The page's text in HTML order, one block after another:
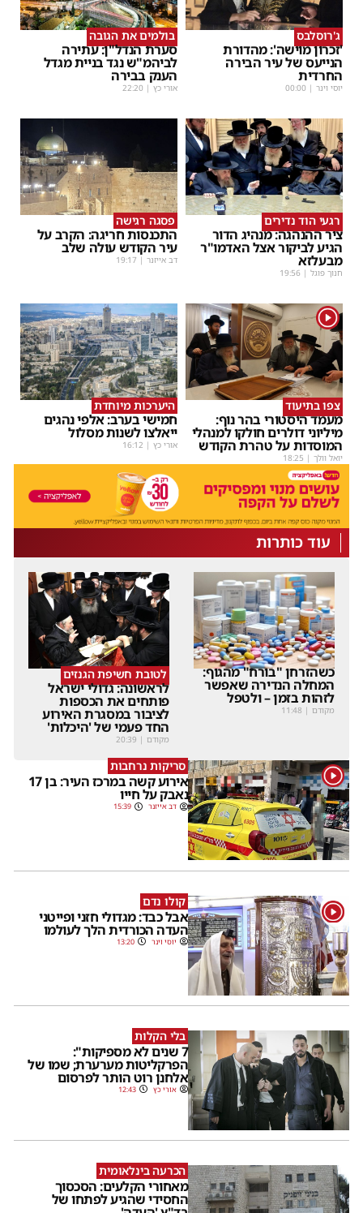
ג'רוסלבס
'זכרון מוישה': מהדורת
הנייעס של עיר הבירה
החרדית
יוסי וינר |
00:00
בולמים את הגובה
סערת הנדל"ן: עתירה
לביהמ"ש נגד בניית מגדל
הענק בבירה
אורי כץ |
22:20
רגעי הוד נדירים
ציר ההנהגה: מנהיג הדור
הגיע לביקור אצל האדמו"ר
מבעלזא
חנוך פוגל |
19:56
פסגה רגישה
התכנסות חריגה: הקרב על
עיר הקודש עולה שלב
דב אייזנר |
19:17
1
צפו בתיעוד
מעמד היסטורי בהר נוף:
מיליוני דולרים חולקו למנהלי
המוסדות על טהרת הקודש
יואל וולך |
18:25
היערכות מיוחדת
חמישי בערב: אלפי נהגים
ייאלצו לשנות מסלול
אורי כץ |
16:12
עוד כותרות
כשהזרחן "בורח" מהגוף:
המחלה הנדירה שאפשר
לזהות בזמן – ולטפל
מקודם |
11:48
לטובת חשיפת הגנזים
לראשונה: גדולי ישראל
פותחים את הכספות
לציבור במסגרת האירוע
החד פעמי של 'היכלות'
מקודם |
20:39
1 סריקות נרחבות
אירוע קשה במרכז העיר: בן 17
נאבק על חייו
דב אייזנר 15:39
1 קולו נדם
אבל כבד: מגדולי חזני ופייטני
העדה הכורדית הלך לעולמו
יוסי וינר 13:20
בלי הקלות
7 שנים לא מספיקות":
הפרקליטות מערערת; שמו של
אלחנן רוט הותר לפרסום
אורי כץ 12:43
הכרעה בינלאומית
מאחורי הקלעים: הסכסוך
החסידי שהגיע לפתחו של